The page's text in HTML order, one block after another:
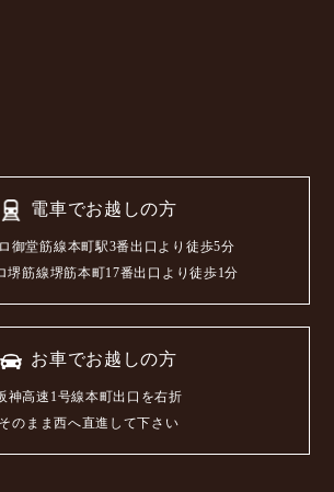
電車でお越しの方
御堂筋線本町駅3番出口より徒歩5分
堺筋線堺筋本町17番出口より徒歩1分
お車でお越しの方
神高速1号線本町出口を右折
そのまま西へ直進して下さい